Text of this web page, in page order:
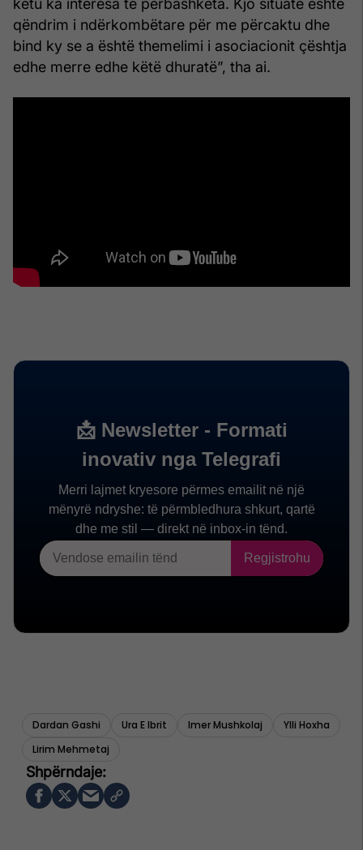
këtu ka interesa të përbashkëta. Kjo situatë është
qëndrim i ndërkombëtare për me përcaktu dhe
bind ky se a është themelimi i asociacionit çështja
edhe merre edhe këtë dhuratë”, tha ai.
Dardan Gashi Ura E Ibrit Imer Mushkolaj
Ylli Hoxha
Lirim Mehmetaj